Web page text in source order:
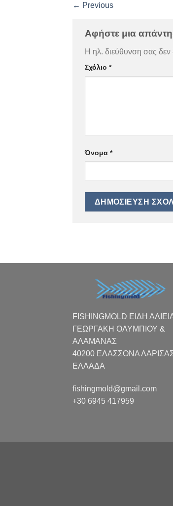
← Previous
Αφήστε μια
Η ηλ. διεύθυνση σας δεν
Σχόλιο *
Όνομα *
FISHINGMOLD ΕΙΔΗ
ΓΕΩΡΓΑΚΗ ΟΛΥΜΠΙΟΥ &
ΑΛΑΜΑΝΑΣ
40200 ΕΛΑΣΣΟΝΑ
EΛΛΑΔΑ
fishingmold@gmail.com
+30 6945 417959